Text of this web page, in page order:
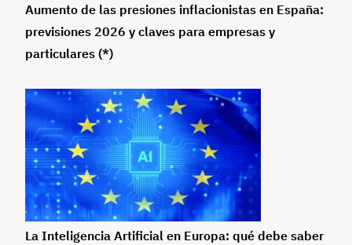
Aumento de las presiones inflacionistas en España:
previsiones 2026 y claves para empresas y
particulares (*)
La Inteligencia Artificial en Europa: qué debe saber